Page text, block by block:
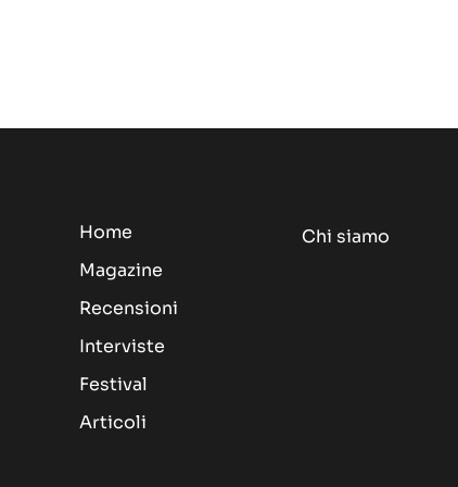
Home
Magazine
Recensioni
Interviste
Festival
Articoli
Chi siamo